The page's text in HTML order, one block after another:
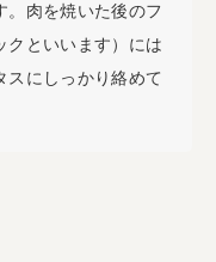
。肉を焼いた後のフ
クといいます）には
スにしっかり絡めて